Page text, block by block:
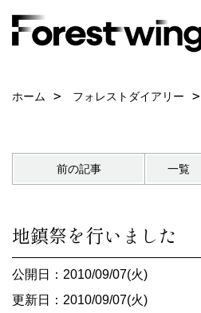
ホーム フォレストダイアリー
前の記事 一覧
地鎮祭を行いました
公開日：2010/09/07(火)
更新日：2010/09/07(火)